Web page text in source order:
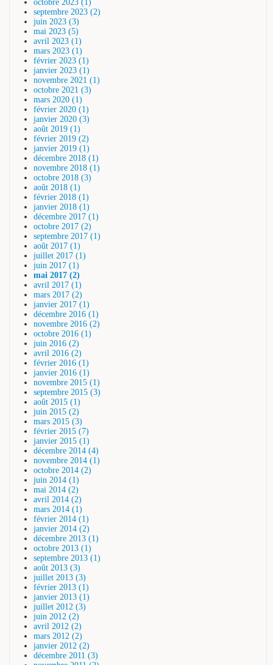
octobre 2023 (1)
septembre 2023 (2)
juin 2023 (3)
mai 2023 (5)
avril 2023 (1)
mars 2023 (1)
février 2023 (1)
janvier 2023 (1)
novembre 2021 (1)
octobre 2021 (3)
mars 2020 (1)
février 2020 (1)
janvier 2020 (3)
août 2019 (1)
février 2019 (2)
janvier 2019 (1)
décembre 2018 (1)
novembre 2018 (1)
octobre 2018 (3)
août 2018 (1)
février 2018 (1)
janvier 2018 (1)
décembre 2017 (1)
octobre 2017 (2)
septembre 2017 (1)
août 2017 (1)
juillet 2017 (1)
juin 2017 (1)
mai 2017 (2)
avril 2017 (1)
mars 2017 (2)
janvier 2017 (1)
décembre 2016 (1)
novembre 2016 (2)
octobre 2016 (1)
juin 2016 (2)
avril 2016 (2)
février 2016 (1)
janvier 2016 (1)
novembre 2015 (1)
septembre 2015 (3)
août 2015 (1)
juin 2015 (2)
mars 2015 (3)
février 2015 (7)
janvier 2015 (1)
décembre 2014 (4)
novembre 2014 (1)
octobre 2014 (2)
juin 2014 (1)
mai 2014 (2)
avril 2014 (2)
mars 2014 (1)
février 2014 (1)
janvier 2014 (2)
décembre 2013 (1)
octobre 2013 (1)
septembre 2013 (1)
août 2013 (3)
juillet 2013 (3)
février 2013 (1)
janvier 2013 (1)
juillet 2012 (3)
juin 2012 (2)
avril 2012 (2)
mars 2012 (2)
janvier 2012 (2)
décembre 2011 (3)